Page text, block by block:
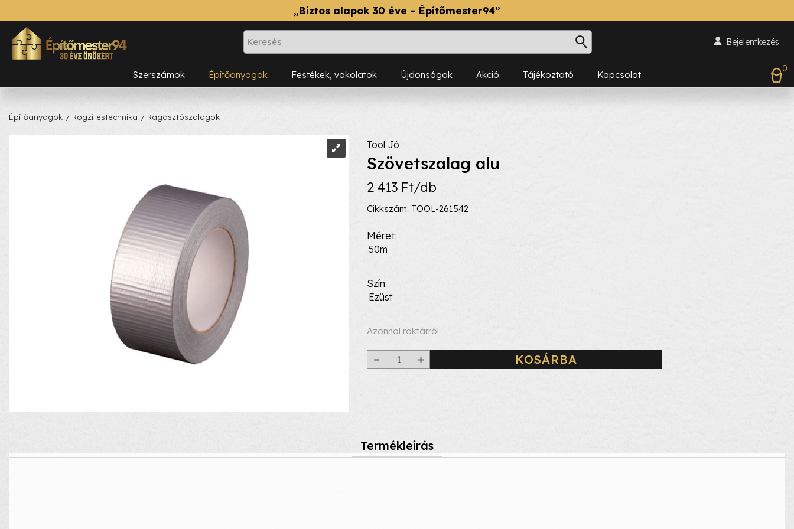
„Biztos alapok 30 éve – Építőmester94”
Bejelentkezés
Szerszámok Építőanyagok Festékek, vakolatok Újdonságok Akció Tájékoztató Kapcsolat
0
Építőanyagok / Rögzítéstechnika / Ragasztószalagok
Tool Jó
Szövetszalag alu
2 413 Ft/db
Cikkszám: TOOL-261542
Méret
50m
Szín
Ezüst
Azonnal raktárról
KOSÁRBA
Termékleírás